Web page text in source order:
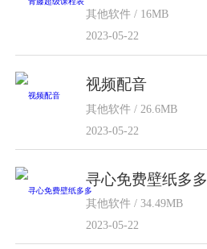
其他软件 / 16MB
2023-05-22
视频配音
其他软件 / 26.6MB
2023-05-22
寻心免费壁纸多多
其他软件 / 34.49MB
2023-05-22